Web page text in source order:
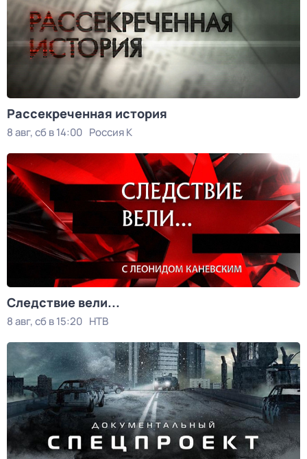
Рассекреченная история
8 авг, сб в 14:00 Россия К
Следствие вели...
8 авг, сб в 15:20 НТВ